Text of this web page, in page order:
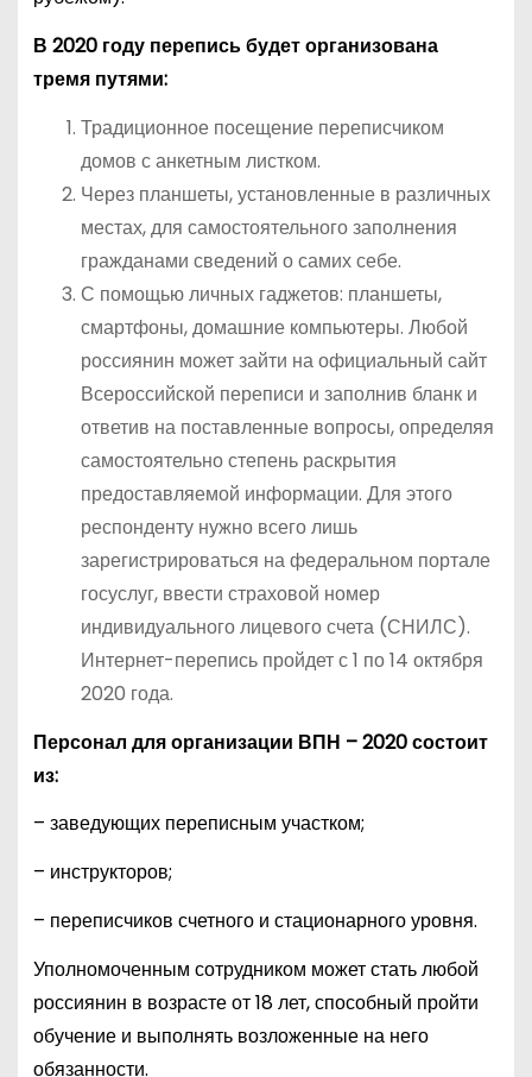
В 2020 году перепись будет организована
тремя путями:
Традиционное посещение переписчиком
домов с анкетным листком.
Через планшеты, установленные в различных
местах, для самостоятельного заполнения
гражданами сведений о самих себе.
С помощью личных гаджетов: планшеты,
смартфоны, домашние компьютеры. Любой
россиянин может зайти на официальный сайт
Всероссийской переписи и заполнив бланк и
ответив на поставленные вопросы, определяя
самостоятельно степень раскрытия
предоставляемой информации. Для этого
респонденту нужно всего лишь
зарегистрироваться на федеральном портале
госуслуг, ввести страховой номер
индивидуального лицевого счета (СНИЛС).
Интернет-перепись пройдет с 1 по 14 октября
2020 года.
Персонал для организации ВПН – 2020 состоит
из:
– заведующих переписным участком;
– инструкторов;
– переписчиков счетного и стационарного уровня.
Уполномоченным сотрудником может стать любой
россиянин в возрасте от 18 лет, способный пройти
обучение и выполнять возложенные на него
обязанности.